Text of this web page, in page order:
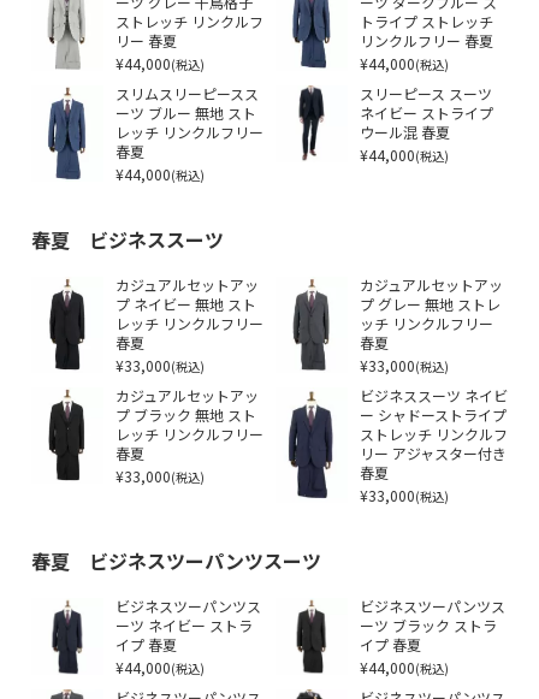
ストレッチ リンクルフ
リー 春夏
¥44,000(税込)
トライプ ストレッチ
リンクルフリー 春夏
¥44,000(税込)
スリムスリーピースス
ーツ ブルー 無地 スト
レッチ リンクルフリー
春夏
¥44,000(税込)
スリーピース スーツ
ネイビー ストライプ
ウール混 春夏
¥44,000(税込)
春夏 ビジネススーツ
カジュアルセットアッ
プ ネイビー 無地 スト
レッチ リンクルフリー
春夏
¥33,000(税込)
カジュアルセットアッ
プ グレー 無地 ストレ
ッチ リンクルフリー
春夏
¥33,000(税込)
カジュアルセットアッ
プ ブラック 無地 スト
レッチ リンクルフリー
春夏
¥33,000(税込)
ビジネススーツ ネイビ
ー シャドーストライプ
ストレッチ リンクルフ
リー アジャスター付き
春夏
¥33,000(税込)
春夏 ビジネスツーパンツスーツ
ビジネスツーパンツス
ーツ ネイビー ストラ
イプ 春夏
¥44,000(税込)
ビジネスツーパンツス
ーツ ブラック ストラ
イプ 春夏
¥44,000(税込)